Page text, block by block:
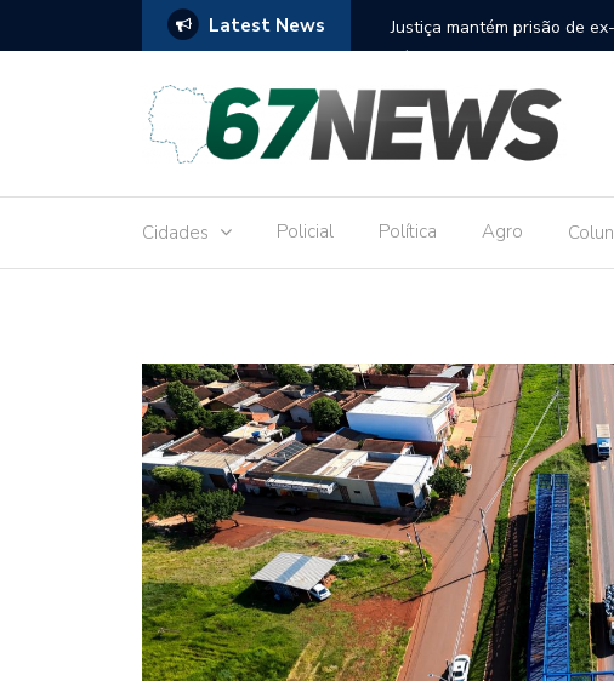
Latest News
réu por receber Pix de editora que desviou
Construção do terminal de
9,8 milhões
Cidades Policial Política Agro